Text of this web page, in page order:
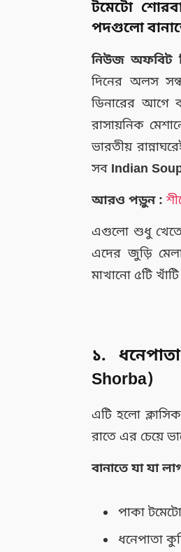
টমেটো
পদগুলো
নিউজ অফবিট
দিনের অলস
ডিনারের আগে
রাসায়নিক
ভারতীয়
সব Indian
আরও পড়ুন :
এগুলো শুধু খেতে
এদের জুড়ি
মাখানো ৫টি
১.
Shorba)
এটি হলো
রাতে এর চেয়ে
বানাতে যা যা
পাকা
ধনেপাতা